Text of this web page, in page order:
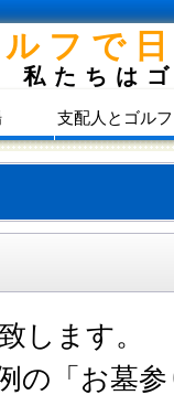
ルフで
私たちは
支配人とゴル
します。
の「お墓